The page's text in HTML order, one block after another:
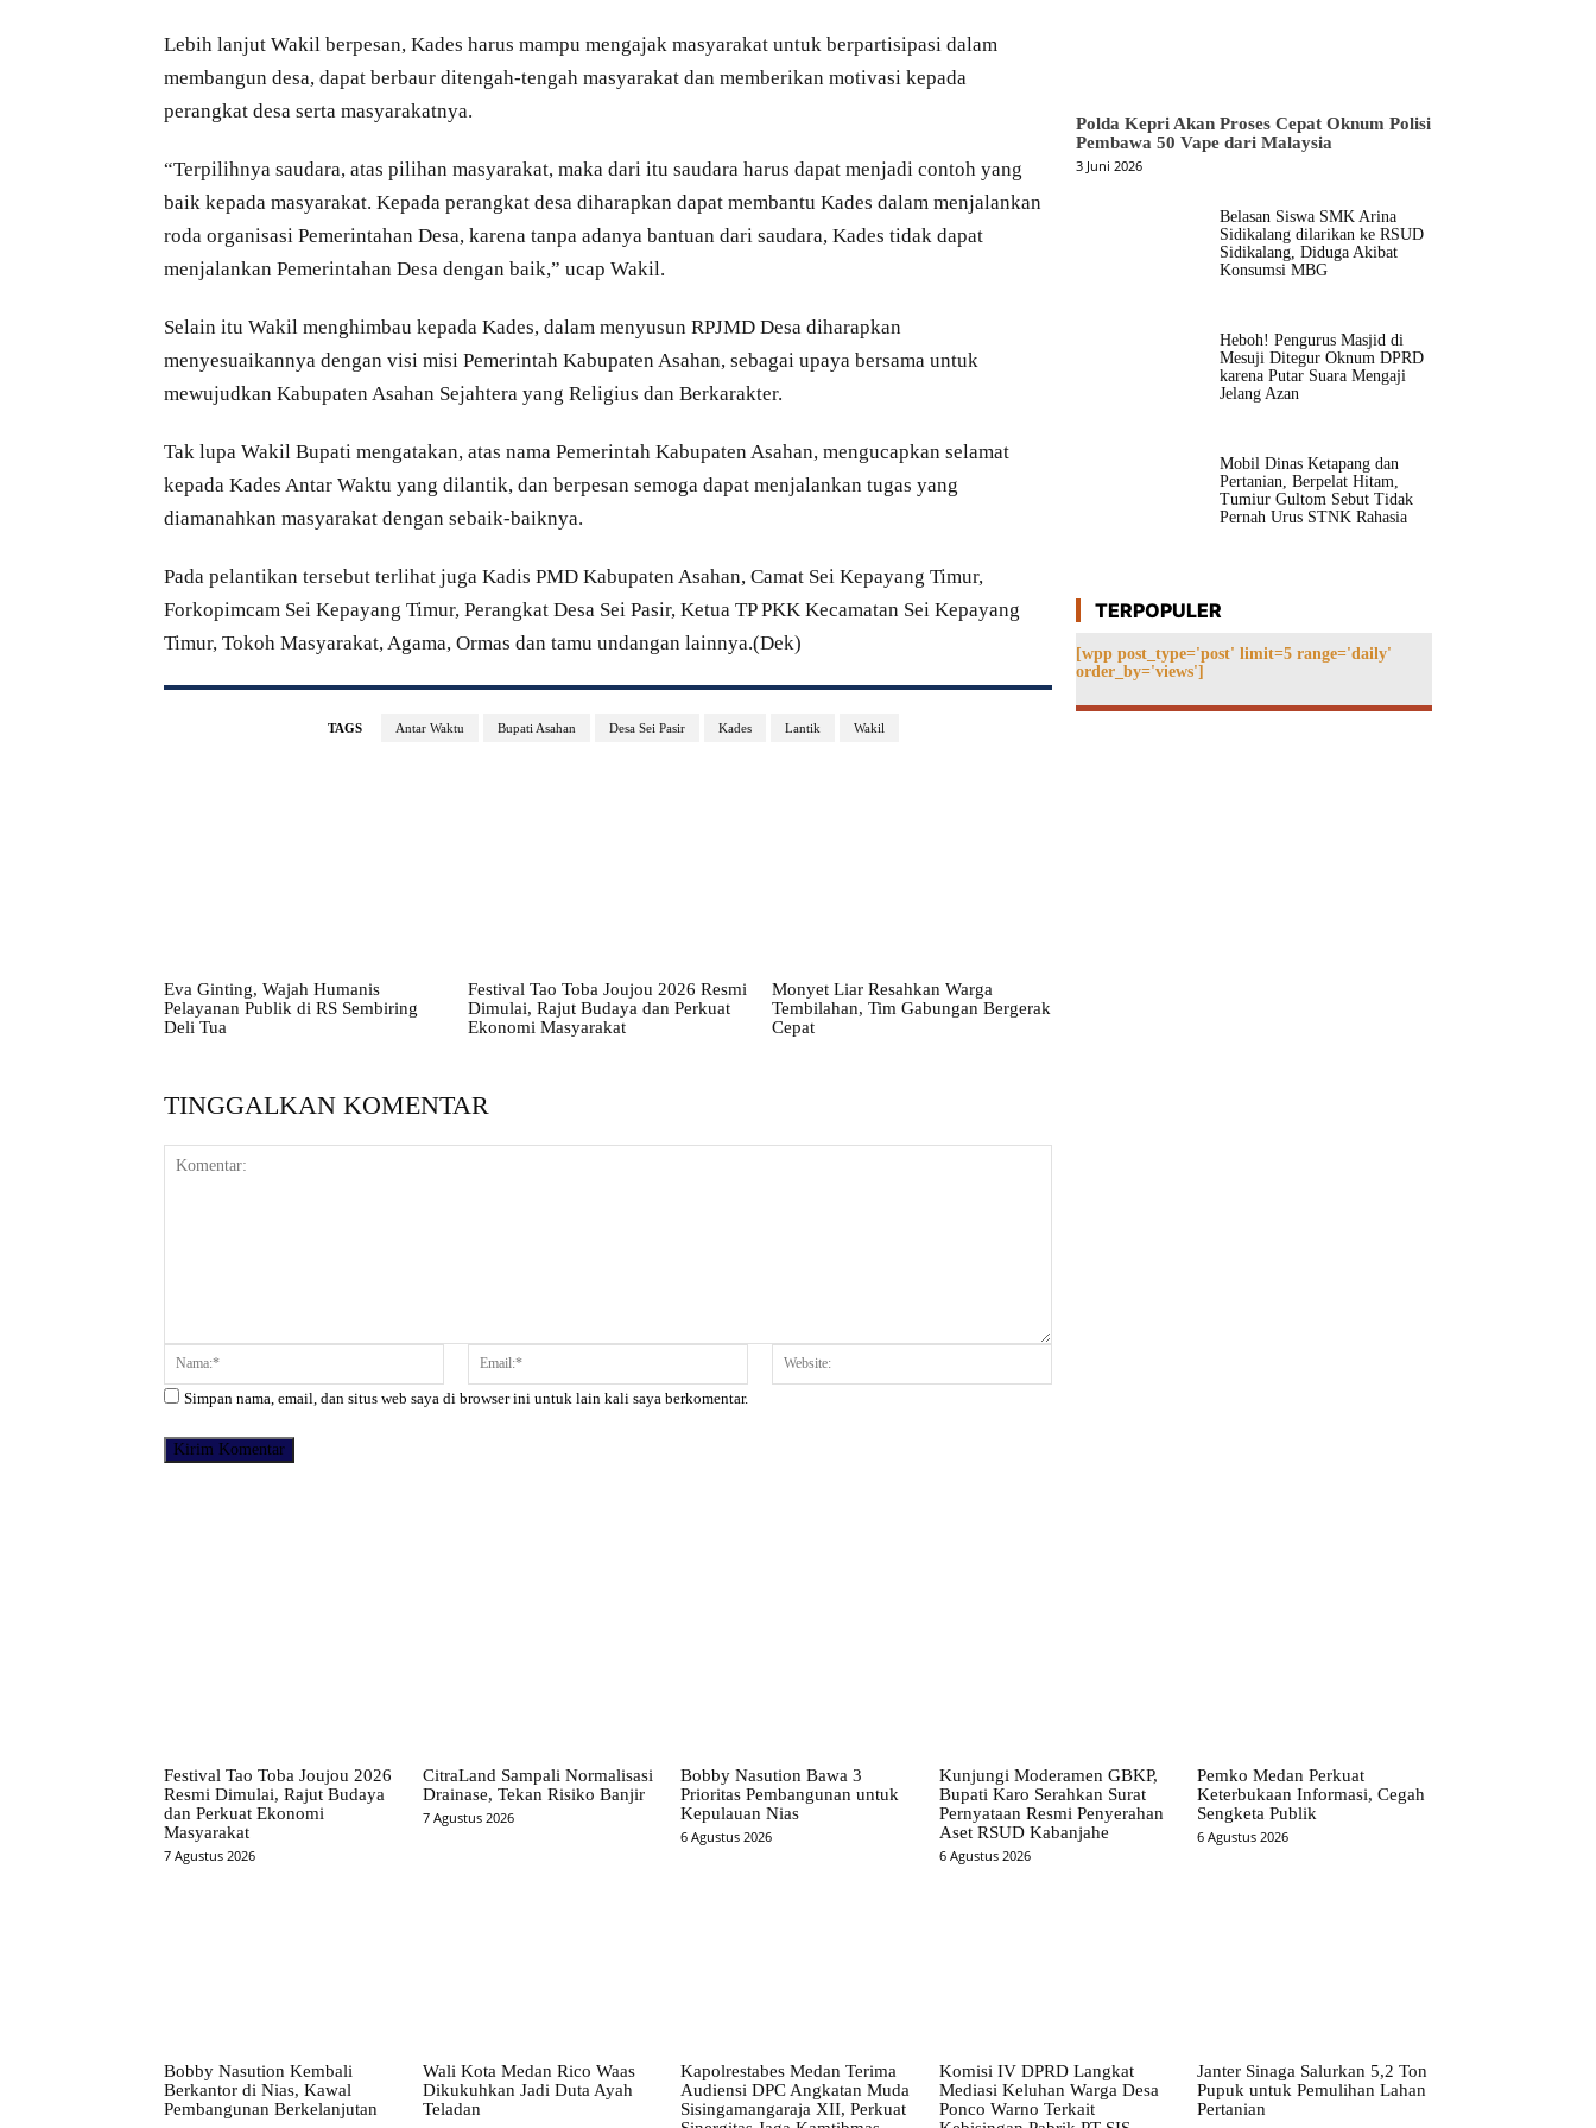
Lebih lanjut Wakil berpesan, Kades harus mampu mengajak masyarakat untuk berpartisipasi dalam
membangun desa, dapat berbaur ditengah-tengah masyarakat dan memberikan motivasi kepada
perangkat desa serta masyarakatnya.
“Terpilihnya saudara, atas pilihan masyarakat, maka dari itu saudara harus dapat menjadi contoh yang
baik kepada masyarakat. Kepada perangkat desa diharapkan dapat membantu Kades dalam menjalankan
roda organisasi Pemerintahan Desa, karena tanpa adanya bantuan dari saudara, Kades tidak dapat
menjalankan Pemerintahan Desa dengan baik,” ucap Wakil.
Selain itu Wakil menghimbau kepada Kades, dalam menyusun RPJMD Desa diharapkan
menyesuaikannya dengan visi misi Pemerintah Kabupaten Asahan, sebagai upaya bersama untuk
mewujudkan Kabupaten Asahan Sejahtera yang Religius dan Berkarakter.
Tak lupa Wakil Bupati mengatakan, atas nama Pemerintah Kabupaten Asahan, mengucapkan selamat
kepada Kades Antar Waktu yang dilantik, dan berpesan semoga dapat menjalankan tugas yang
diamanahkan masyarakat dengan sebaik-baiknya.
Pada pelantikan tersebut terlihat juga Kadis PMD Kabupaten Asahan, Camat Sei Kepayang Timur,
Forkopimcam Sei Kepayang Timur, Perangkat Desa Sei Pasir, Ketua TP PKK Kecamatan Sei Kepayang
Timur, Tokoh Masyarakat, Agama, Ormas dan tamu undangan lainnya.(Dek)
TAGS Antar Waktu Bupati Asahan Desa Sei Pasir Kades Lantik Wakil
Eva Ginting, Wajah Humanis
Pelayanan Publik di RS Sembiring
Deli Tua
Festival Tao Toba Joujou 2026 Resmi
Dimulai, Rajut Budaya dan Perkuat
Ekonomi Masyarakat
Monyet Liar Resahkan Warga
Tembilahan, Tim Gabungan Bergerak
Cepat
TINGGALKAN KOMENTAR
Komentar: Nama:* Email:*
Simpan nama, email, dan situs web saya di browser ini untuk lain kali saya berkomentar.
Polda Kepri Akan Proses Cepat Oknum Polisi
Pembawa 50 Vape dari Malaysia
3 Juni 2026
Belasan Siswa SMK Arina
Sidikalang dilarikan ke RSUD
Sidikalang, Diduga Akibat
Konsumsi MBG
Heboh! Pengurus Masjid di
Mesuji Ditegur Oknum DPRD
karena Putar Suara Mengaji
Jelang Azan
Mobil Dinas Ketapang dan
Pertanian, Berpelat Hitam,
Tumiur Gultom Sebut Tidak
Pernah Urus STNK Rahasia
TERPOPULER
[wpp post_type='post' limit=5 range='daily'
order_by='views']
Festival Tao Toba Joujou 2026
Resmi Dimulai, Rajut Budaya
dan Perkuat Ekonomi
Masyarakat
7 Agustus 2026
CitraLand Sampali Normalisasi
Drainase, Tekan Risiko Banjir
7 Agustus 2026
Bobby Nasution Bawa 3
Prioritas Pembangunan untuk
Kepulauan Nias
6 Agustus 2026
Kunjungi Moderamen GBKP,
Bupati Karo Serahkan Surat
Pernyataan Resmi Penyerahan
Aset RSUD Kabanjahe
6 Agustus 2026
Pemko Medan Perkuat
Keterbukaan Informasi, Cegah
Sengketa Publik
6 Agustus 2026
Bobby Nasution Kembali
Berkantor di Nias, Kawal
Pembangunan Berkelanjutan
Wali Kota Medan Rico Waas
Dikukuhkan Jadi Duta Ayah
Teladan
Kapolrestabes Medan Terima
Audiensi DPC Angkatan Muda
Sisingamangaraja XII, Perkuat
Komisi IV DPRD Langkat
Mediasi Keluhan Warga Desa
Ponco Warno Terkait
Janter Sinaga Salurkan 5,2 Ton
Pupuk untuk Pemulihan Lahan
Pertanian